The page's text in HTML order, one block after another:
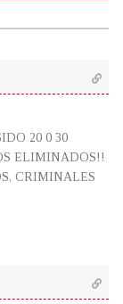
20 0 30
ELIMINADOS!!
CRIMINALES